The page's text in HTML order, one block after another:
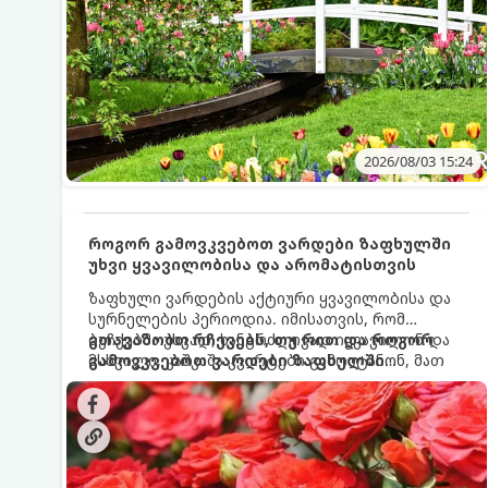
2026/08/03 15:24
როგორ გამოვკვებოთ ვარდები ზაფხულში
უხვი ყვავილობისა და არომატისთვის
ზაფხული ვარდების აქტიური ყვავილობისა და
სურნელების პერიოდია. იმისათვის, რომ
ბუჩქებმა უხვად, ხანგრძლივად იყვავილონ და
მსხვილი, კაშკაშა კვირტები გამოიტანონ, მათ
რეგულარული და სწორი გამოკვება
სჭირდებათ. ზაფხულის პერიოდში მცენარის
მოთხოვნილებები იცვლება, ამიტომ
მნიშვნელოვანია ვიცოდეთ, რომელი სასუქები
გამოიყენება ამ დროს.
გთავაზობთ რჩევებს, თუ რით და როგორ
გამოვკვებოთ ვარდები ზაფხულში
საუკეთესო შედეგის მისაღწევად: